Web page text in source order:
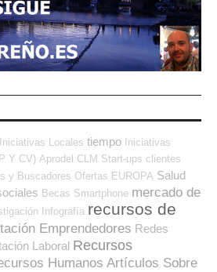
Iniciativas Locales tiempo Iniciativas
Y CV) Aprodel CLM Start-ups clientes
y Buscadores Ofertas EUROPA Salud
Becas Smartphone mercado de
Infografía recursos de
Emprendedores Redes
Laboral Recursos
Humanos Artículos Sobre